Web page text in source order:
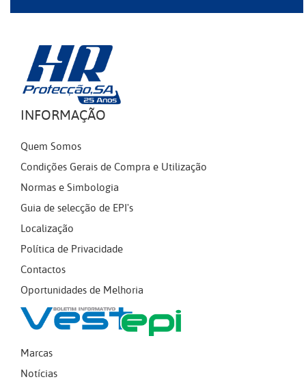
INFORMAÇÃO
Quem Somos
Condições Gerais de Compra e Utilização
Normas e Simbologia
Guia de selecção de EPI's
Localização
Política de Privacidade
Contactos
Oportunidades de Melhoria
Marcas
Notícias